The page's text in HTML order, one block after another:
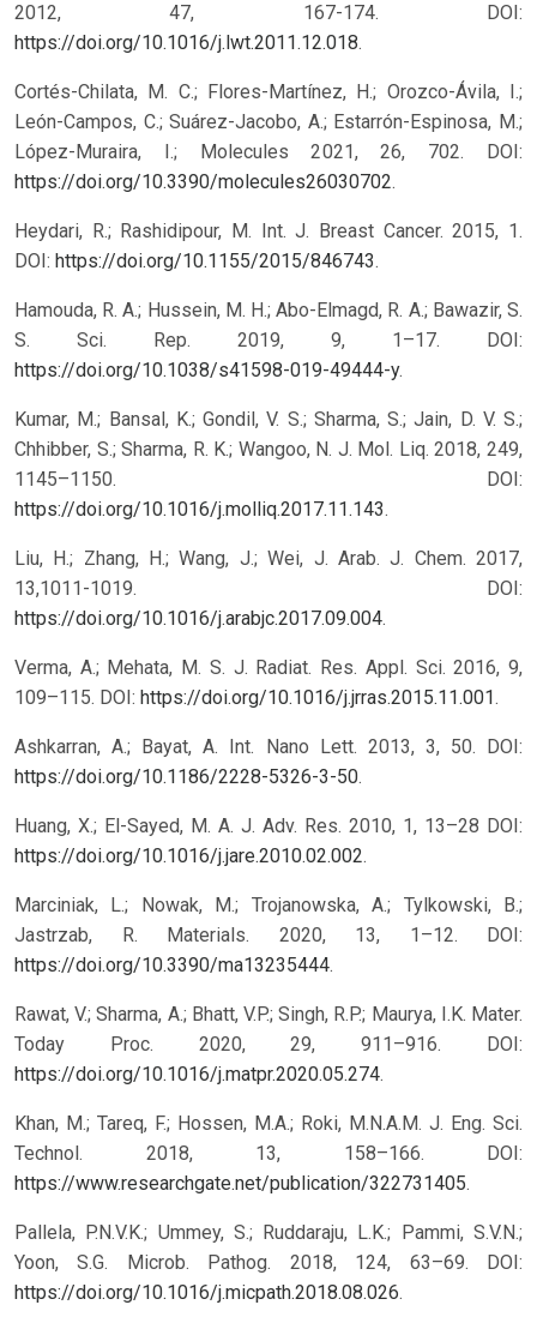
2012, 47, 167-174. DOI:
https://doi.org/10.1016/j.lwt.2011.12.018.
Cortés-Chilata, M. C.; Flores-Martínez, H.; Orozco-Ávila, I.;
León-Campos, C.; Suárez-Jacobo, A.; Estarrón-Espinosa, M.;
López-Muraira, I.; Molecules 2021, 26, 702. DOI:
https://doi.org/10.3390/molecules26030702.
Heydari, R.; Rashidipour, M. Int. J. Breast Cancer. 2015, 1.
DOI: https://doi.org/10.1155/2015/846743.
Hamouda, R. A.; Hussein, M. H.; Abo-Elmagd, R. A.; Bawazir, S.
S. Sci. Rep. 2019, 9, 1–17. DOI:
https://doi.org/10.1038/s41598-019-49444-y.
Kumar, M.; Bansal, K.; Gondil, V. S.; Sharma, S.; Jain, D. V. S.;
Chhibber, S.; Sharma, R. K.; Wangoo, N. J. Mol. Liq. 2018, 249,
1145–1150. DOI:
https://doi.org/10.1016/j.molliq.2017.11.143.
Liu, H.; Zhang, H.; Wang, J.; Wei, J. Arab. J. Chem. 2017,
13,1011-1019. DOI:
https://doi.org/10.1016/j.arabjc.2017.09.004.
Verma, A.; Mehata, M. S. J. Radiat. Res. Appl. Sci. 2016, 9,
109–115. DOI: https://doi.org/10.1016/j.jrras.2015.11.001.
Ashkarran, A.; Bayat, A. Int. Nano Lett. 2013, 3, 50. DOI:
https://doi.org/10.1186/2228-5326-3-50.
Huang, X.; El-Sayed, M. A. J. Adv. Res. 2010, 1, 13–28 DOI:
https://doi.org/10.1016/j.jare.2010.02.002.
Marciniak, L.; Nowak, M.; Trojanowska, A.; Tylkowski, B.;
Jastrzab, R. Materials. 2020, 13, 1–12. DOI:
https://doi.org/10.3390/ma13235444.
Rawat, V.; Sharma, A.; Bhatt, V.P.; Singh, R.P.; Maurya, I.K. Mater.
Today Proc. 2020, 29, 911–916. DOI:
https://doi.org/10.1016/j.matpr.2020.05.274.
Khan, M.; Tareq, F.; Hossen, M.A.; Roki, M.N.A.M. J. Eng. Sci.
Technol. 2018, 13, 158–166. DOI:
https://www.researchgate.net/publication/322731405.
Pallela, P.N.V.K.; Ummey, S.; Ruddaraju, L.K.; Pammi, S.V.N.;
Yoon, S.G. Microb. Pathog. 2018, 124, 63–69. DOI:
https://doi.org/10.1016/j.micpath.2018.08.026.